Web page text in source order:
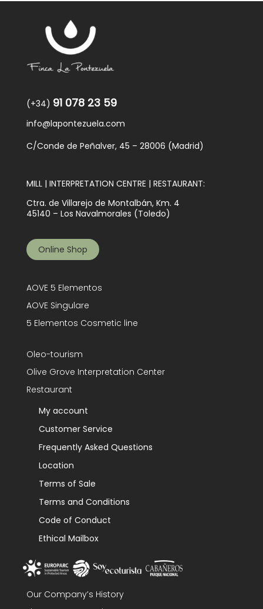
(+34) 91 078 23 59
info@lapontezuela.com
C/Conde de Peñalver, 45 – 28006 (Madrid)
MILL | INTERPRETATION CENTRE | RESTAURANT:
Ctra. de Villarejo de Montalbán, Km. 4
45140 – Los Navalmorales (Toledo)
Online Shop
AOVE 5 Elementos
AOVE Singulare
5 Elementos Cosmetic line
Oleo-tourism
Olive Grove Interpretation Center
Restaurant
My account
Customer Service
Frequently Asked Questions
Location
Terms of Sale
Terms and Conditions
Code of Conduct
Ethical Mailbox
Our Company’s History